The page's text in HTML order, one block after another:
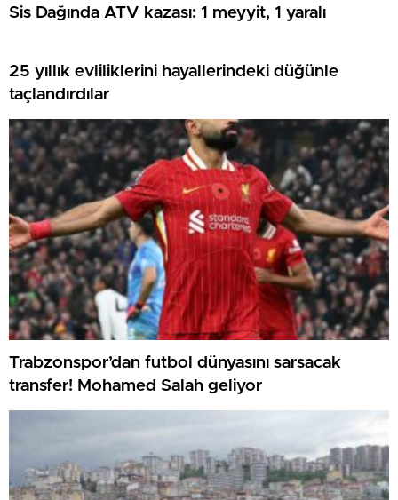
Sis Dağında ATV kazası: 1 meyyit, 1 yaralı
25 yıllık evliliklerini hayallerindeki düğünle
taçlandırdılar
Trabzonspor’dan futbol dünyasını sarsacak
transfer! Mohamed Salah geliyor